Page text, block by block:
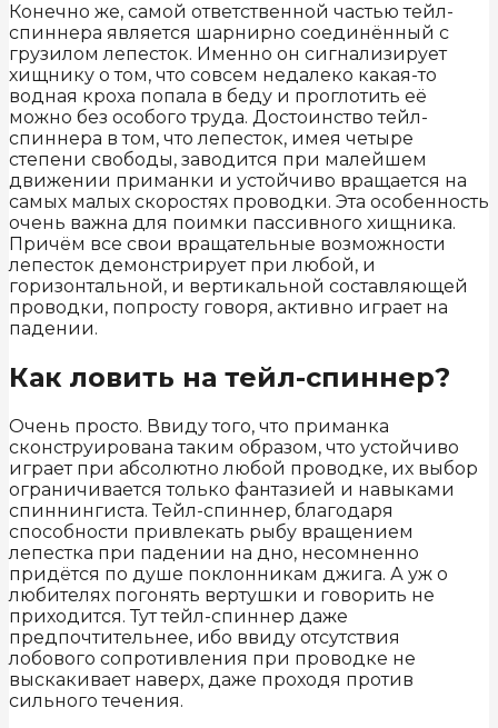
Конечно же, самой ответственной частью тейл-
спиннера является шарнирно соединённый с
грузилом лепесток. Именно он сигнализирует
хищнику о том, что совсем недалеко какая-то
водная кроха попала в беду и проглотить её
можно без особого труда. Достоинство тейл-
спиннера в том, что лепесток, имея четыре
степени свободы, заводится при малейшем
движении приманки и устойчиво вращается на
самых малых скоростях проводки. Эта особенность
очень важна для поимки пассивного хищника.
Причём все свои вращательные возможности
лепесток демонстрирует при любой, и
горизонтальной, и вертикальной составляющей
проводки, попросту говоря, активно играет на
падении.
Как ловить на тейл-спиннер?
Очень просто. Ввиду того, что приманка
сконструирована таким образом, что устойчиво
играет при абсолютно любой проводке, их выбор
ограничивается только фантазией и навыками
спиннингиста. Тейл-спиннер, благодаря
способности привлекать рыбу вращением
лепестка при падении на дно, несомненно
придётся по душе поклонникам джига. А уж о
любителях погонять вертушки и говорить не
приходится. Тут тейл-спиннер даже
предпочтительнее, ибо ввиду отсутствия
лобового сопротивления при проводке не
выскакивает наверх, даже проходя против
сильного течения.